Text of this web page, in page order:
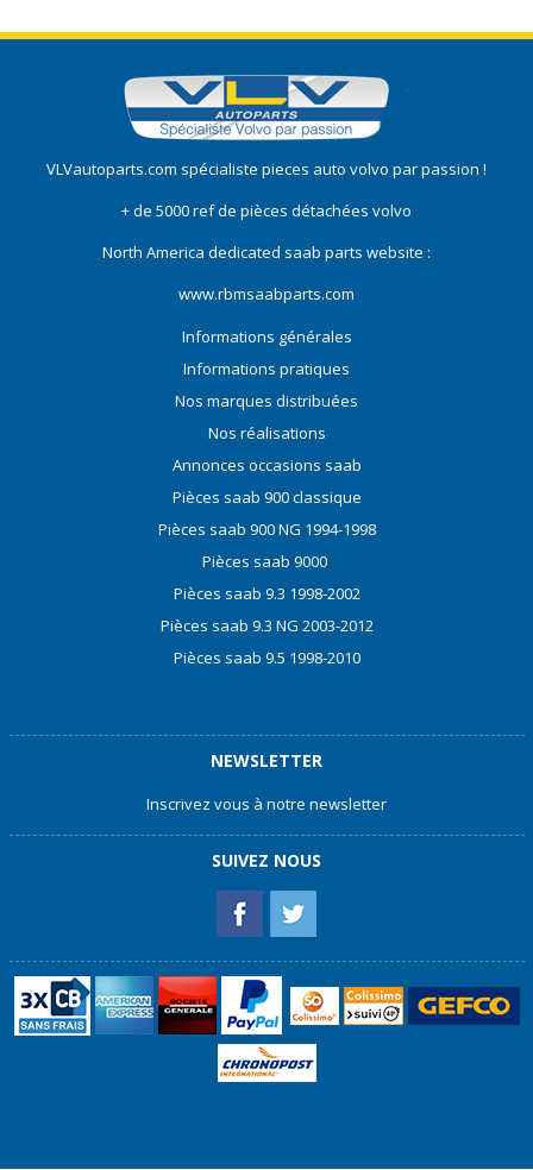
VLVautoparts.com spécialiste pieces auto volvo par passion !
+ de 5000 ref de pièces détachées volvo
North America dedicated saab parts website :
www.rbmsaabparts.com
Informations générales
Informations pratiques
Nos marques distribuées
Nos réalisations
Annonces occasions saab
Pièces saab 900 classique
Pièces saab 900 NG 1994-1998
Pièces saab 9000
Pièces saab 9.3 1998-2002
Pièces saab 9.3 NG 2003-2012
Pièces saab 9.5 1998-2010
NEWSLETTER
Inscrivez vous à notre newsletter
SUIVEZ NOUS